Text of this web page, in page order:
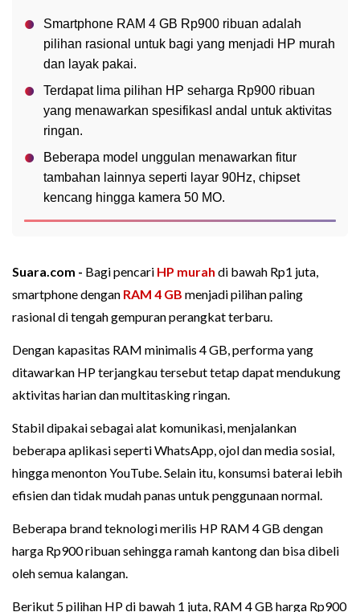
Smartphone RAM 4 GB Rp900 ribuan adalah
pilihan rasional untuk bagi yang menjadi HP murah
dan layak pakai.
Terdapat lima pilihan HP seharga Rp900 ribuan
yang menawarkan spesifikasI andal untuk aktivitas
ringan.
Beberapa model unggulan menawarkan fitur
tambahan lainnya seperti layar 90Hz, chipset
kencang hingga kamera 50 MO.
Suara.com - Bagi pencari HP murah di bawah Rp1 juta,
smartphone dengan RAM 4 GB menjadi pilihan paling
rasional di tengah gempuran perangkat terbaru.
Dengan kapasitas RAM minimalis 4 GB, performa yang
ditawarkan HP terjangkau tersebut tetap dapat mendukung
aktivitas harian dan multitasking ringan.
Stabil dipakai sebagai alat komunikasi, menjalankan
beberapa aplikasi seperti WhatsApp, ojol dan media sosial,
hingga menonton YouTube. Selain itu, konsumsi baterai lebih
efisien dan tidak mudah panas untuk penggunaan normal.
Beberapa brand teknologi merilis HP RAM 4 GB dengan
harga Rp900 ribuan sehingga ramah kantong dan bisa dibeli
oleh semua kalangan.
Berikut 5 pilihan HP di bawah 1 juta, RAM 4 GB harga Rp900